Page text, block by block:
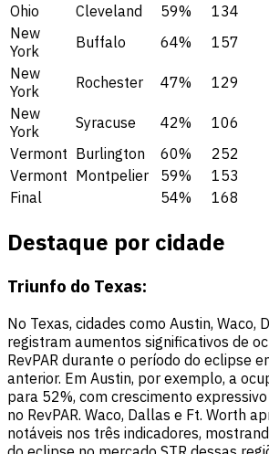
Ohio
Cleveland 59% 134
New
York
Buffalo 64% 157
New
York
Rochester 47% 129
New
York
Syracuse 42% 106
Vermont Burlington 60% 252
Vermont Montpelier 59% 153
Final
54% 168
Destaque por cidade
Triunfo do Texas:
No Texas, cidades como Austin, Waco,
registram aumentos significativos de
RevPAR durante o período do eclipse
anterior. Em Austin, por exemplo, a
para 52%, com crescimento
no RevPAR. Waco, Dallas e Ft. Worth
notáveis nos três indicadores,